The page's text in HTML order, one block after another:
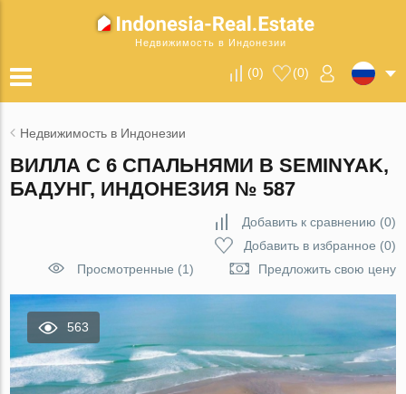
Недвижимость в Индонезии
(0) (0)
Недвижимость в Индонезии
ВИЛЛА С 6 СПАЛЬНЯМИ В SEMINYAK,
БАДУНГ, ИНДОНЕЗИЯ № 587
Добавить к сравнению (0)
Добавить в избранное (0)
Просмотренные (1)
Предложить свою цену
563